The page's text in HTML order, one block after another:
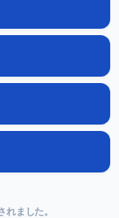
ました。